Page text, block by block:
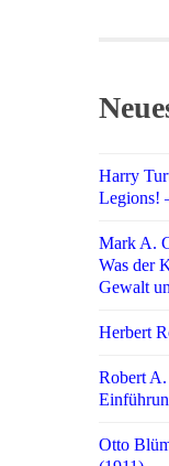
Harry
Legions!
Mark A.
Was der
Gewalt
Herbert
Robert
Otto